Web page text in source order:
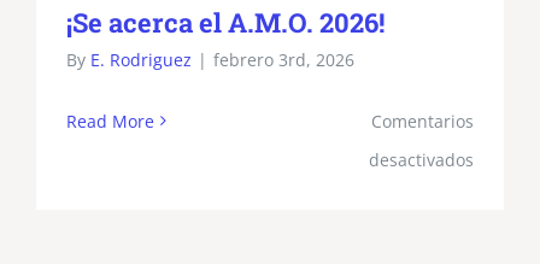
¡Se acerca el A.M.O. 2026!
By E. Rodriguez | febrero 3rd, 2026
Read More
Comentarios
desactivados